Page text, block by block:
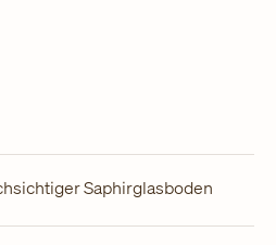
Saphirglasboden